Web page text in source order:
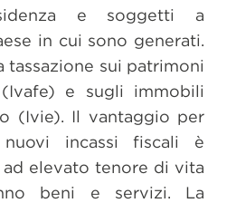
e soggetti a
in cui sono generati.
tassazione sui patrimoni
e sugli immobili
(Ivie). Il vantaggio per
incassi fiscali è
elevato tenore di vita
beni e servizi. La